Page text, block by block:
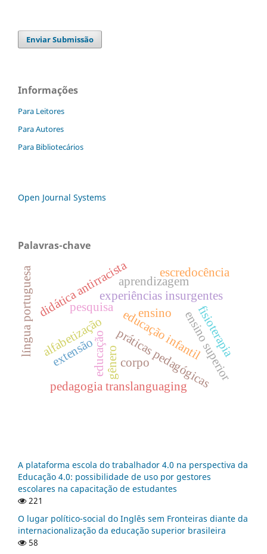
Enviar Submissão
Informações
Para Leitores
Para Autores
Para Bibliotecários
Open Journal Systems
Palavras-chave
educação corpo
ensino
pesquisa
extensão práticas pedagógicas
didática antirracistaexperiências insurgentes
educação infantilensino superior
fisioterapia
pedagogia translanguaging
alfabetização
gênero
aprendizagem
escredocência
língua portuguesa
A plataforma escola do trabalhador 4.0 na perspectiva da
Educação 4.0: possibilidade de uso por gestores
escolares na capacitação de estudantes
221
O lugar político-social do Inglês sem Fronteiras diante da
internacionalização da educação superior brasileira
58